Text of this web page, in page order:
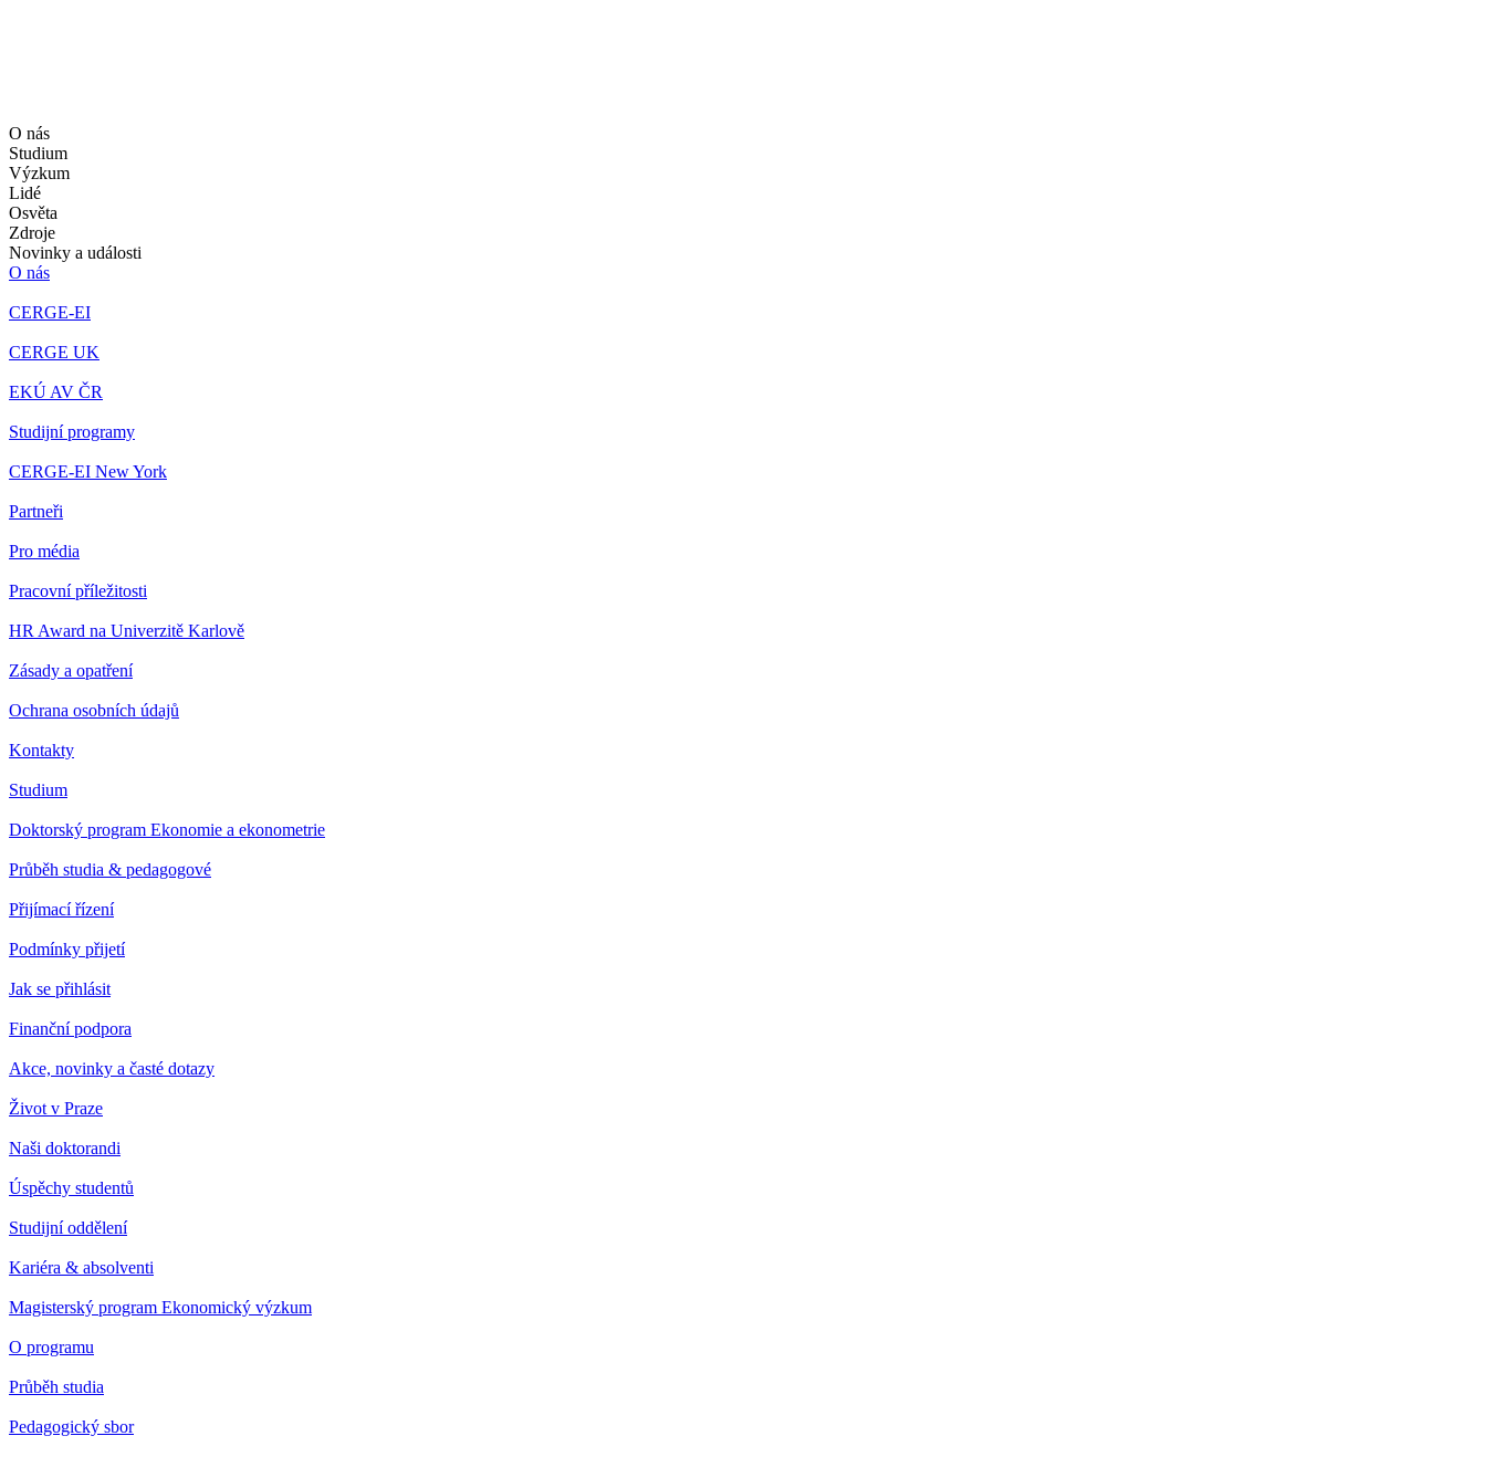
O nás
Studium
Výzkum
Lidé
Osvěta
Zdroje
Novinky a události
O nás
CERGE-EI
CERGE UK
EKÚ AV ČR
Studijní programy
CERGE-EI New York
Partneři
Pro média
Pracovní příležitosti
HR Award na Univerzitě Karlově
Zásady a opatření
Ochrana osobních údajů
Kontakty
Studium
Doktorský program Ekonomie a ekonometrie
Průběh studia & pedagogové
Přijímací řízení
Podmínky přijetí
Jak se přihlásit
Finanční podpora
Akce, novinky a časté dotazy
Život v Praze
Naši doktorandi
Úspěchy studentů
Studijní oddělení
Kariéra & absolventi
Magisterský program Ekonomický výzkum
O programu
Průběh studia
Pedagogický sbor